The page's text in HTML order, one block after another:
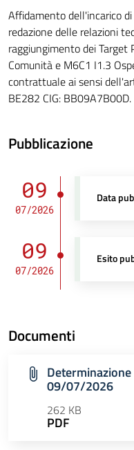
Affidamento dell'incarico
redazione delle relazioni
raggiungimento dei Target
Comunità e M6C1 I1.3
contrattuale ai sensi
BE282 CIG: BB09A7B00D.
Pubblicazione
09
07/2026
Data
09
07/2026
Esito
Documenti
09/07/2026
262 KB
PDF